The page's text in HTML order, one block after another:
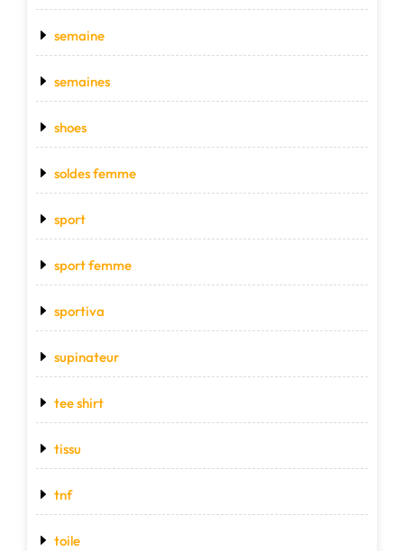
semaine
semaines
shoes
soldes femme
sport
sport femme
sportiva
supinateur
tee shirt
tissu
tnf
toile